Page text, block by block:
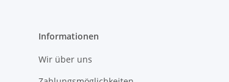
Informationen
Wir über uns